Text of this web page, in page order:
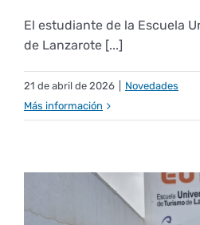
El estudiante de la Escuela
de Lanzarote [...]
21 de abril de 2026
Novedades
Más información